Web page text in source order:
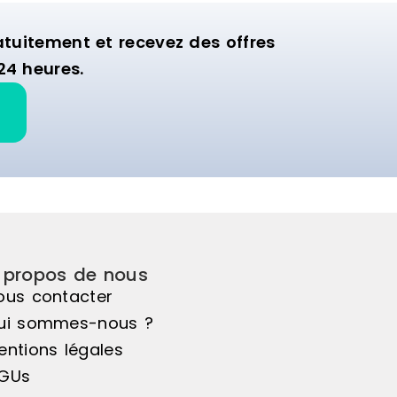
et recevez des offres
heures.
de nous
contacter
sommes-nous ?
légales